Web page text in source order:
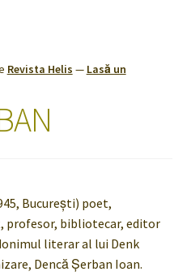
Revista Helis — Lasă un
Bucureşti) poet,
profesor, bibliotecar, editor
literar al lui Denk
Dencă Şerban Ioan.